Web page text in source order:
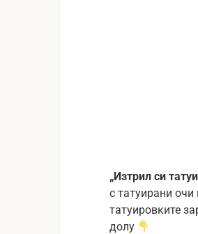
„Изтрил си
с татуирани
татуировките
долу